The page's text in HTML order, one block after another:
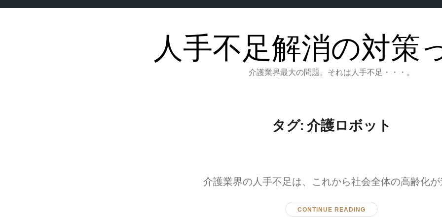
人手不足解消の対策
介護業界最大の問題。それは人手不足・・・。
タグ:介護ロボット
介護業界の人手不足は、これから社会全体の高齢化
CONTINUE READING